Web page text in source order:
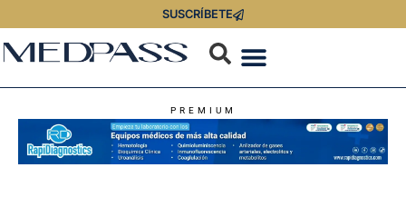
SUSCRÍBETE
PREMIUM